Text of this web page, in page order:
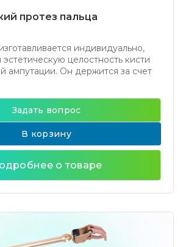
протез пальца
индивидуально,
эстетическую целостность кисти
ампутации. Он держится за счет
Задать вопрос
В корзину
о товаре